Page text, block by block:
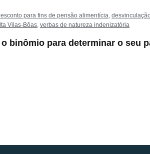
para fins de pensão alimentícia,
Vilas-Bôas, verbas de natureza indenizatória
binômio para determinar o seu